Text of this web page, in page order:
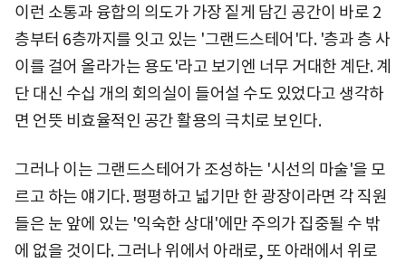
이런 소통과 융합의 의도가 가장 짙게 담긴 공간이 바로 2
층부터 6층까지를 잇고 있는 '그랜드스테어'다. '층과 층 사
이를 걸어 올라가는 용도'라고 보기엔 너무 거대한 계단. 계
단 대신 수십 개의 회의실이 들어설 수도 있었다고 생각하
면 언뜻 비효율적인 공간 활용의 극치로 보인다.
그러나 이는 그랜드스테어가 조성하는 '시선의 마술'을 모
르고 하는 얘기다. 평평하고 넓기만 한 광장이라면 각 직원
들은 눈 앞에 있는 '익숙한 상대'에만 주의가 집중될 수 밖
에 없을 것이다. 그러나 위에서 아래로, 또 아래에서 위로